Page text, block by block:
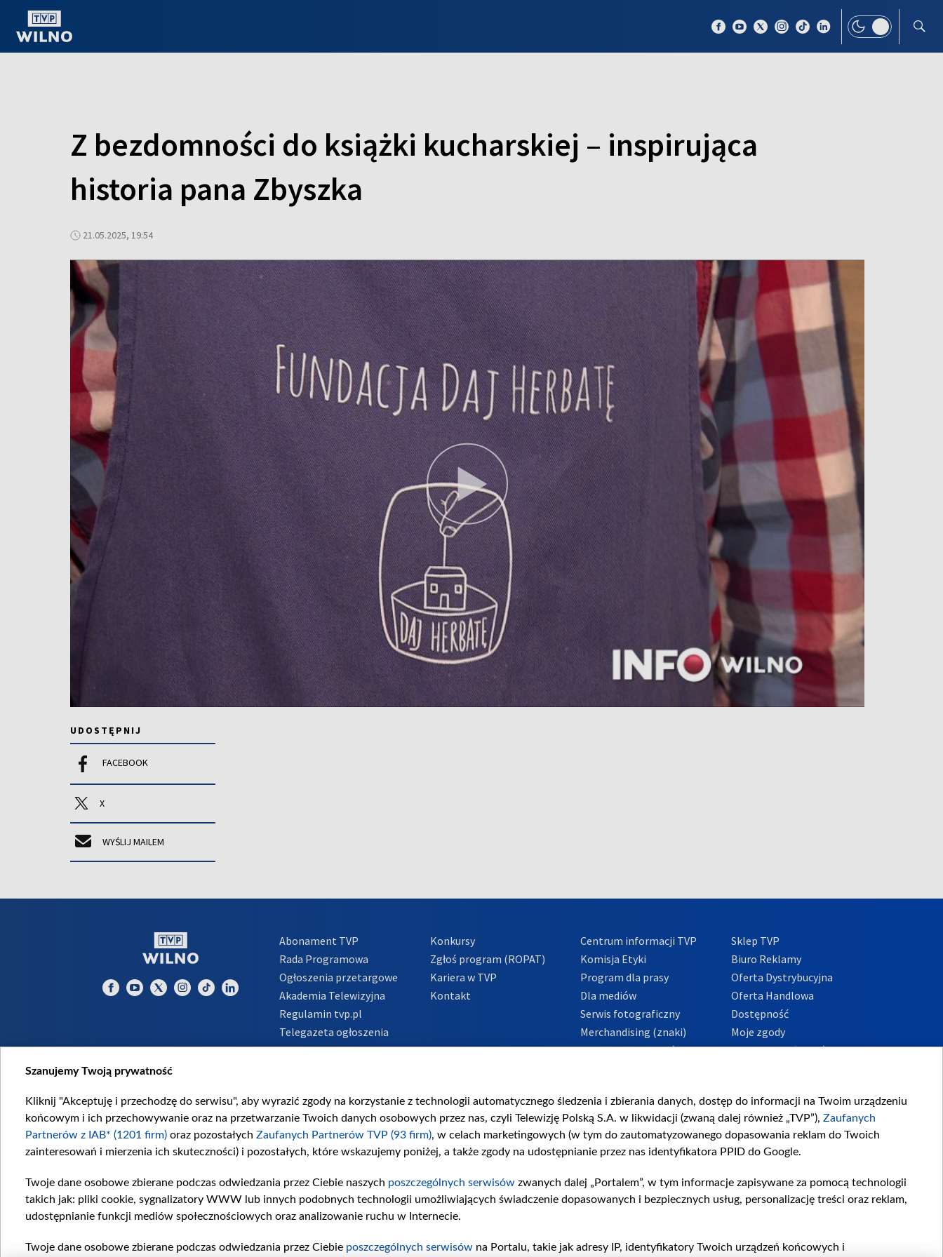
Z bezdomności do książki kucharskiej – inspirująca
historia pana Zbyszka
21.05.2025, 19:54
UDOSTĘPNIJ
FACEBOOK
X
WYŚLIJ MAILEM
Abonament TVP
Rada Programowa
Ogłoszenia przetargowe
Akademia Telewizyjna
Regulamin tvp.pl
Telegazeta ogłoszenia
Informacje o nadawcy
Konkursy
Zgłoś program (ROPAT)
Kariera w TVP
Kontakt
Centrum informacji TVP
Komisja Etyki
Program dla prasy
Dla mediów
Serwis fotograficzny
Merchandising (znaki)
Polityka Prywatności
Sklep TVP
Biuro Reklamy
Oferta Dystrybucyjna
Oferta Handlowa
Dostępność
Moje zgody
Procedura zgłoszeń
Szanujemy Twoją prywatność
Kliknij "Akceptuję i przechodzę do serwisu", aby wyrazić zgody na korzystanie z technologii automatycznego śledzenia i zbierania danych, dostęp do informacji na Twoim urządzeniu
końcowym i ich przechowywanie oraz na przetwarzanie Twoich danych osobowych przez nas, czyli Telewizję Polską S.A. w likwidacji (zwaną dalej również „TVP”), Zaufanych
Partnerów z IAB* (1201 firm) oraz pozostałych Zaufanych Partnerów TVP (93 firm), w celach marketingowych (w tym do zautomatyzowanego dopasowania reklam do Twoich
zainteresowań i mierzenia ich skuteczności) i pozostałych, które wskazujemy poniżej, a także zgody na udostępnianie przez nas identyfikatora PPID do Google.
Twoje dane osobowe zbierane podczas odwiedzania przez Ciebie naszych poszczególnych serwisów zwanych dalej „Portalem”, w tym informacje zapisywane za pomocą technologii
takich jak: pliki cookie, sygnalizatory WWW lub innych podobnych technologii umożliwiających świadczenie dopasowanych i bezpiecznych usług, personalizację treści oraz reklam,
udostępnianie funkcji mediów społecznościowych oraz analizowanie ruchu w Internecie.
Twoje dane osobowe zbierane podczas odwiedzania przez Ciebie poszczególnych serwisów na Portalu, takie jak adresy IP, identyfikatory Twoich urządzeń końcowych i